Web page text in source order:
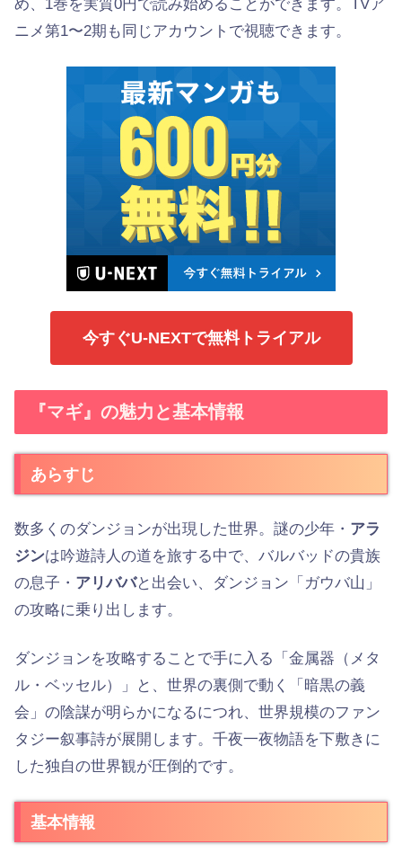
め、1巻を実質0円で読み始めることができます。TVア
ニメ第1〜2期も同じアカウントで視聴できます。
今すぐU-NEXTで無料トライアル
『マギ』の魅力と基本情報
あらすじ
数多くのダンジョンが出現した世界。謎の少年・ アラ
ジンは吟遊詩人の道を旅する中で、バルバッドの貴族
の息子・ アリババと出会い、ダンジョン「ガウバ山」
の攻略に乗り出します。
ダンジョンを攻略することで手に入る「金属器（メタ
ル・ベッセル）」と、世界の裏側で動く「暗黒の義
会」の陰謀が明らかになるにつれ、世界規模のファン
タジー叙事詩が展開します。千夜一夜物語を下敷きに
した独自の世界観が圧倒的です。
基本情報